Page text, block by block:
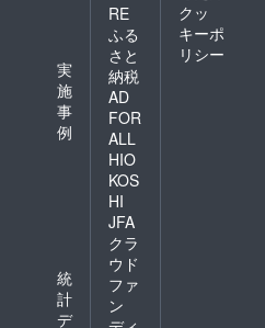
実
施
事
例
統
計
デ
RE
ふる
さと
納税
AD
FOR
ALL
HIO
KOS
HI
JFA
クラ
ウド
ファ
ン
クッ
キーポ
リシー